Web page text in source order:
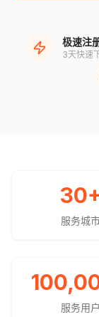
极速注
3天快速
30
服务城
服务用户